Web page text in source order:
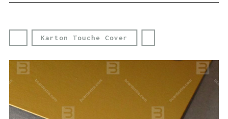
Karton Touche Cover